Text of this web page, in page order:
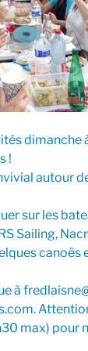
dimanche
!
autour
sur les
Sailing,
à
max) pour